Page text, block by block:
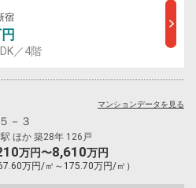
宿
／4階
－３
ほか 築28年 126戸
万円〜8,610万円
万円/㎡～175.70万円/㎡）
マンションデータを見る